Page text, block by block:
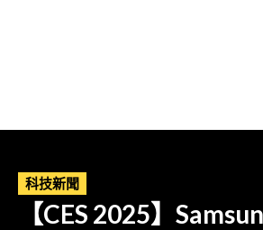
科技新聞
【CES 2025】